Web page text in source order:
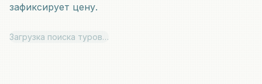
зафиксирует цену.
Загрузка поиска туров…